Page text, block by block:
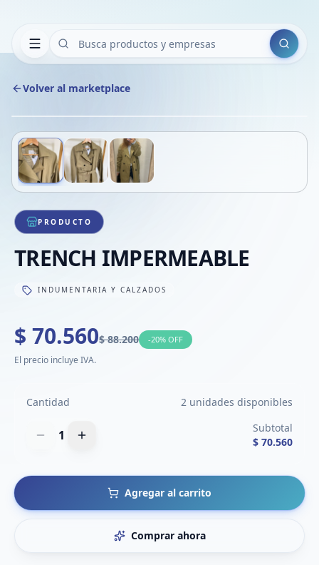
Buscar
Volver al marketplace
1/3
PRODUCTO
TRENCH IMPERMEABLE
INDUMENTARIA Y CALZADOS
$ 70.560$ 88.200 -20% OFF
El precio incluye IVA.
Cantidad 2 unidades disponibles
1
Subtotal
$ 70.560
Agregar al carrito
Comprar ahora